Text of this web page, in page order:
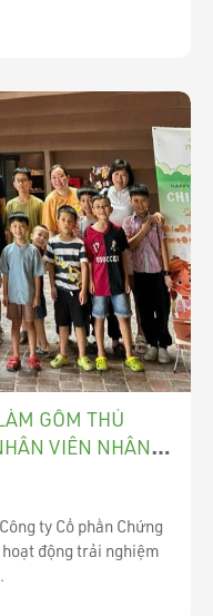
GỐM THỦ
VIÊN NHÂN
ty Cổ phần Chứng
động trải nghiệm